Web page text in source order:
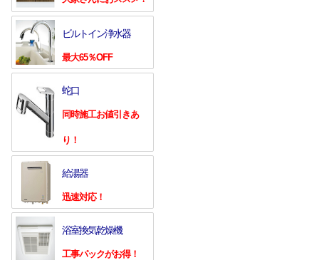
ビルトイン浄水器
最大65％OFF
蛇口
同時施工お値引きあ
り！
給湯器
迅速対応！
浴室換気乾燥機
工事パックがお得！